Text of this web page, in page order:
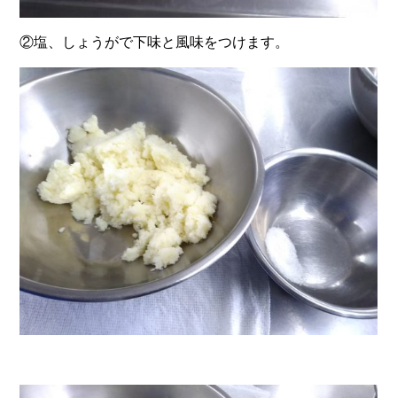
②塩、しょうがで下味と風味をつけます。